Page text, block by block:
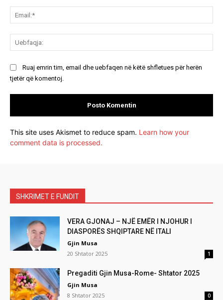
Ruaj emrin tim, email dhe uebfaqen në këtë shfletues për herën
tjetër që komentoj.
This site uses Akismet to reduce spam. Learn how your
comment data is processed.
SHKRIMET E FUNDIT
VERA GJONAJ – NJË EMËR I NJOHUR I
DIASPORËS SHQIPTARE NË ITALI
Gjin Musa
20 Shtator 2025
1
Pregaditi Gjin Musa-Rome- Shtator 2025
Gjin Musa
8 Shtator 2025
0